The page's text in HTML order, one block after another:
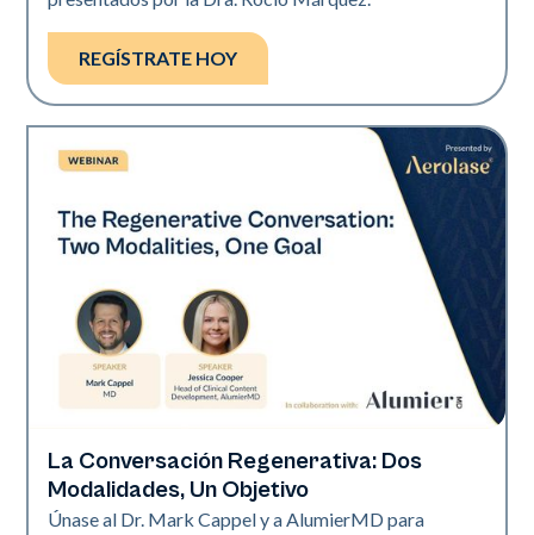
REGÍSTRATE HOY
Neo Elite
La Conversación Regenerativa: Dos
Modalidades, Un Objetivo
Únase al Dr. Mark Cappel y a AlumierMD para